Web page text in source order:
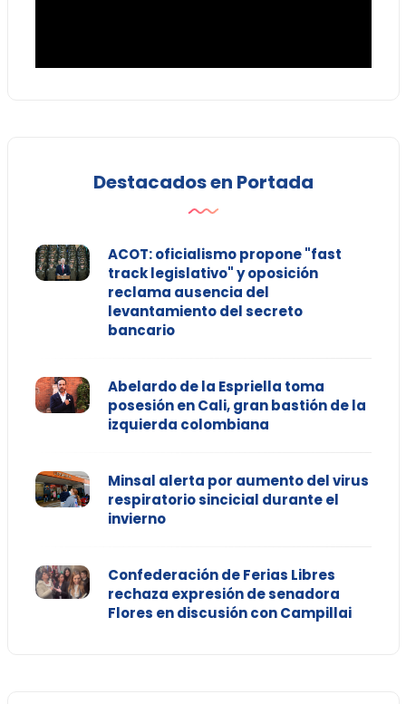
Destacados en Portada
ACOT: oficialismo propone "fast
track legislativo" y oposición
reclama ausencia del
levantamiento del secreto
bancario
Abelardo de la Espriella toma
posesión en Cali, gran bastión de la
izquierda colombiana
Minsal alerta por aumento del virus
respiratorio sincicial durante el
invierno
Confederación de Ferias Libres
rechaza expresión de senadora
Flores en discusión con Campillai